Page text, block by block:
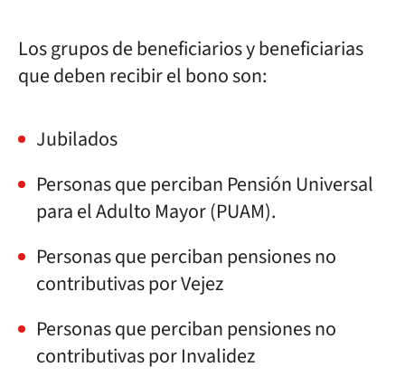
Los grupos de beneficiarios y beneficiarias
que deben recibir el bono son:
Jubilados
Personas que perciban Pensión Universal
para el Adulto Mayor (PUAM).
Personas que perciban pensiones no
contributivas por Vejez
Personas que perciban pensiones no
contributivas por Invalidez